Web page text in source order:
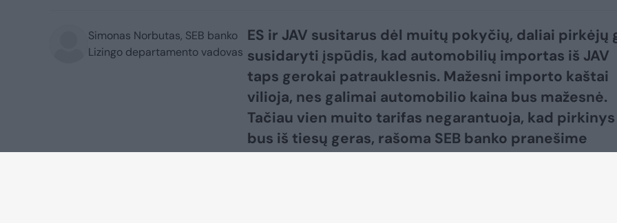
Simonas Norbutas, SEB banko
Lizingo departamento vadovas
ES ir JAV susitarus dėl muitų pokyčių, daliai pirkėjų
susidaryti įspūdis, kad automobilių importas iš JAV
taps gerokai patrauklesnis. Mažesni importo kaštai
vilioja, nes galimai automobilio kaina bus mažesnė.
Tačiau vien muito tarifas negarantuoja, kad pirkinys
bus iš tiesų geras, rašoma SEB banko pranešime